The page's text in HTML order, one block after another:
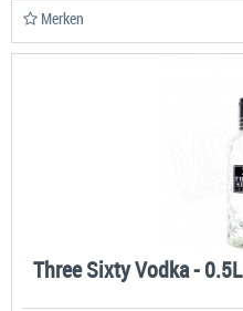
Merken
Three Sixty Vodka - 0.5L